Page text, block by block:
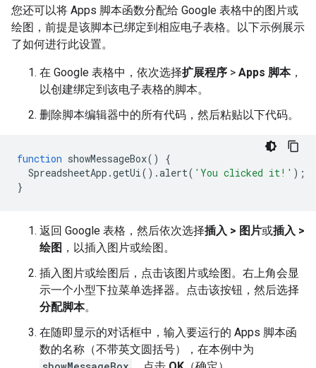
您还可以将 Apps 脚本函数分配给 Google 表格中的图片或
绘图，前提是该脚本已绑定到相应电子表格。以下示例展示
了如何进行此设置。
在 Google 表格中，依次选择扩展程序 > Apps 脚本，
以创建绑定到该电子表格的脚本。
删除脚本编辑器中的所有代码，然后粘贴以下代码。
function showMessageBox()
{
SpreadsheetApp .getUi().alert( 'You clicked it!' );
}
返回 Google 表格，然后依次选择插入 > 图片或插入 >
绘图 ，以插入图片或绘图。
插入图片或绘图后，点击该图片或绘图。右上角会显
示一个小型下拉菜单选择器。点击该按钮，然后选择
分配脚本。
在随即显示的对话框中，输入要运行的 Apps 脚本函
数的名称（不带英文圆括号），在本例中为